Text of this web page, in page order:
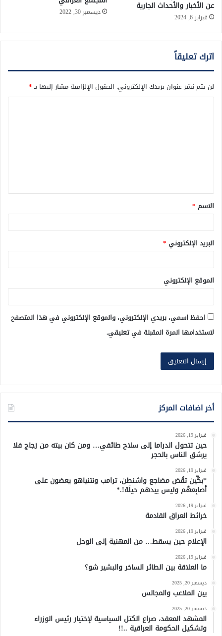
عن الأخبار والأحداث الجارية
فبراير 6, 2024
ديسمبر 30, 2022
اترك تعليقاً
لن يتم نشر عنوان بريدك الإلكتروني. الحقول الإلزامية مشار إليها بـ*
ق
*
الاسم *
البريد الإلكتروني *
الموقع الإلكتروني
احفظ اسمي، بريدي الإلكتروني، والموقع الإلكتروني في هذا المتصفح
لاستخدامها المرة المقبلة في تعليقي.
أخر اضافات المركز
فبراير 19, 2026
حين تتحول الدراما إلى سلاح طائفي… ومن كان بيته من زجاج فلا
يرشق الناس بالحجر
فبراير 19, 2026
*بكِّين تقُض مضاجع واشنطن، ترامب ونتنياهو يعضون على
أصابِعهُم وليس بيدهم حيلَة!.*
فبراير 19, 2026
خرائط العراق القادمة
فبراير 19, 2026
الإعلام حين يسقط… من المهنية إلى الوحل
فبراير 19, 2026
ما العلاقة بين الطائر الساخر والبشير شو؟
ديسمبر 20, 2025
بين الملاعب والمجالس
ديسمبر 20, 2025
المشهد المعقد، صراع الكتل السياسية لإختيار رئيس الوزراء
وتشكيل الحكومة العراقية ..!!